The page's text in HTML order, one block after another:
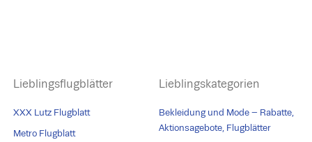
Lieblingsflugblätter
XXX Lutz Flugblatt
Metro Flugblatt
Lieblingskategorien
Bekleidung und Mode – Rabatte,
Aktionsagebote, Flugblätter